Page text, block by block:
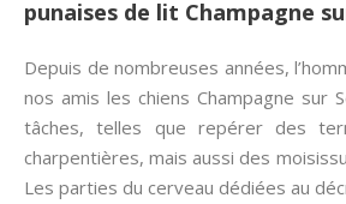
punaises de lit Champagne
Depuis de nombreuses années,
nos amis les chiens Champagne sur
tâches, telles que repérer des
charpentières, mais aussi des
Les parties du cerveau dédiées au